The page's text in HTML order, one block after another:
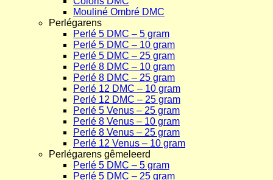
Mouliné Ombré DMC
Perlégarens
Perlé 5 DMC – 5 gram
Perlé 5 DMC – 10 gram
Perlé 5 DMC – 25 gram
Perlé 8 DMC – 10 gram
Perlé 8 DMC – 25 gram
Perlé 12 DMC – 10 gram
Perlé 12 DMC – 25 gram
Perlé 5 Venus – 25 gram
Perlé 8 Venus – 10 gram
Perlé 8 Venus – 25 gram
Perlé 12 Venus – 10 gram
Perlégarens gêmeleerd
Perlé 5 DMC – 5 gram
Perlé 5 DMC – 25 gram